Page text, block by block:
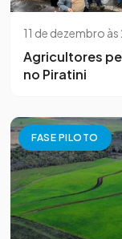
11 de dezembro
Agricultores
no Piratini
FASE PILOTO